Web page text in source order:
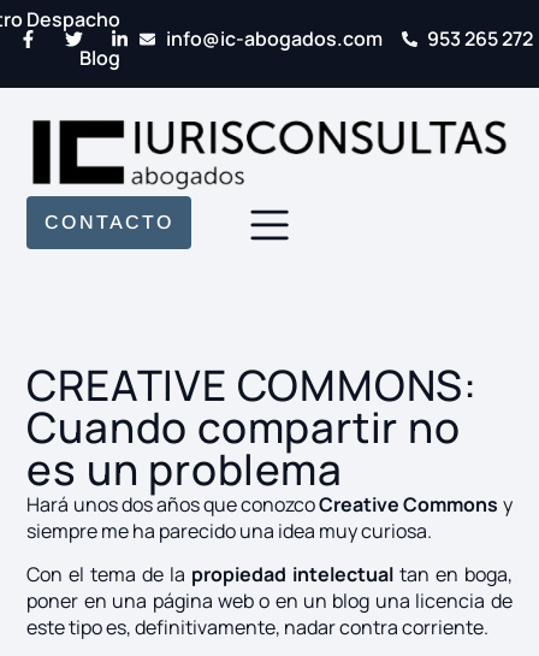
Despacho
Blog
info@ic-abogados.com 953 265 272
CONTACTO
CREATIVE COMMONS:
Cuando compartir no
es un problema
Hará unos dos años que conozcoCreative Commons y
siempre me ha parecido una idea muy curiosa.
Con el tema de la propiedad intelectual tan en boga,
poner en una página web o en un blog una licencia de
este tipo es, definitivamente, nadar contra corriente.